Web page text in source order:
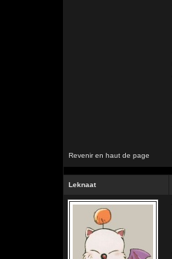
Revenir en haut de page
Leknaat